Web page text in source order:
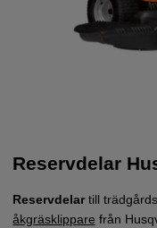
Reservdelar
Reservdelartill
åkgräsklippare från